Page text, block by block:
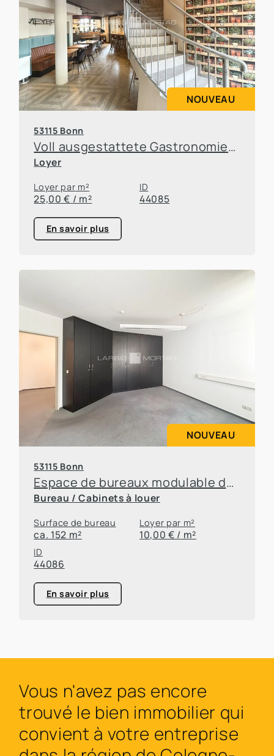
NOUVEAU
53115 Bonn
Voll ausgestattete Gastronomiefläche in Top-Lage von Bonn-Poppelsdorf
Loyer
Loyer par m²
25,00 € / m²
ID
44085
En savoir plus
NOUVEAU
53115 Bonn
Espace de bureaux modulable dans un emplacement de choix à Bonn-Poppelsdorf
Bureau / Cabinets à louer
Surface de bureau
ca. 152 m²
Loyer par m²
10,00 € / m²
ID
44086
En savoir plus
Vous n'avez pas encore
trouvé le bien immobilier qui
convient à votre entreprise